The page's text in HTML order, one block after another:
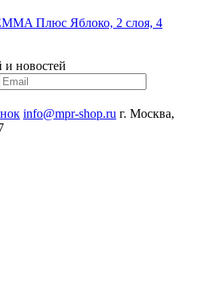
Плюс Яблоко, 2 слоя, 4
и новостей
info@mpr-shop.ru г. Москва,